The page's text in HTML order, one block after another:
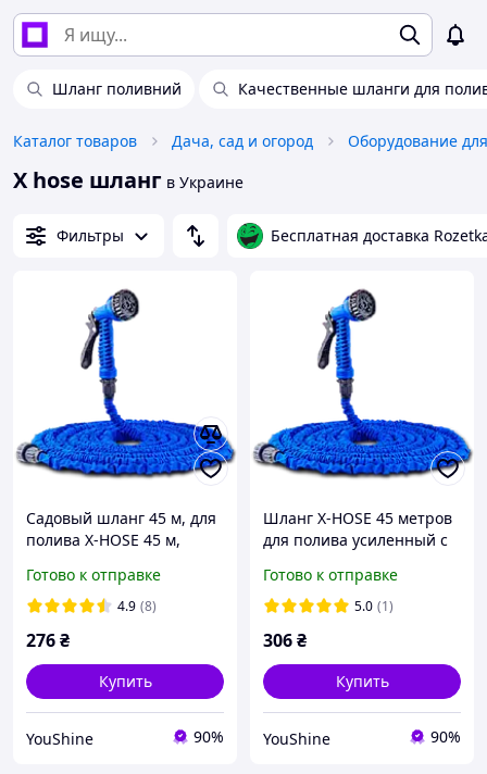
Шланг поливний Качественные шланги для
Каталог товаров Дача, сад и огород Оборудование
X hose шланг в Украине
Фильтры Бесплатная доставка
Садовый шланг 45 м, для
полива X-HOSE 45 м,
растягивающий чудо-
шланг Стрейч Хоз,
Готово к отправке
4.9 (8)
276₴
Купить
YouShine 90%
Шланг X-HOSE 45 метров
для полива усиленный с
Hose, синий YU227
Готово к отправке
5.0 (1)
306₴
Купить
YouShine 90%